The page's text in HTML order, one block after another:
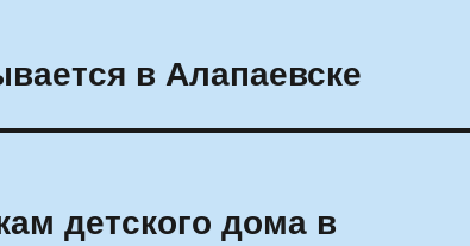
в Алапаевске
детского дома в